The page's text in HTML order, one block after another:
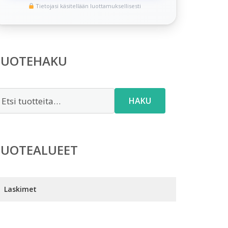
Tietojasi käsitellään luottamuksellisesti
HAKU
Laskimet